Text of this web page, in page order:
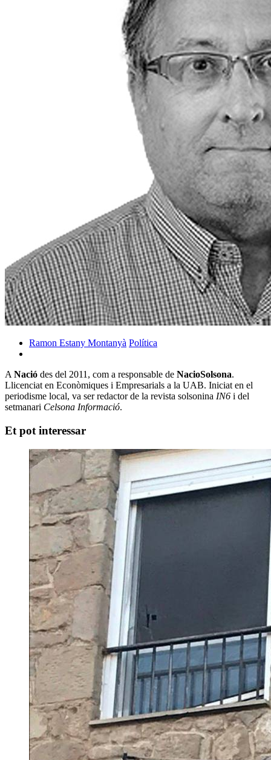
Ramon Estany Montanyà Política
ANació des del 2011, com a responsable de NacioSolsona.
Llicenciat en Econòmiques i Empresarials a la UAB. Iniciat en el
periodisme local, va ser redactor de la revista solsonina IN6 i del
setmanari Celsona Informació.
Et pot interessar